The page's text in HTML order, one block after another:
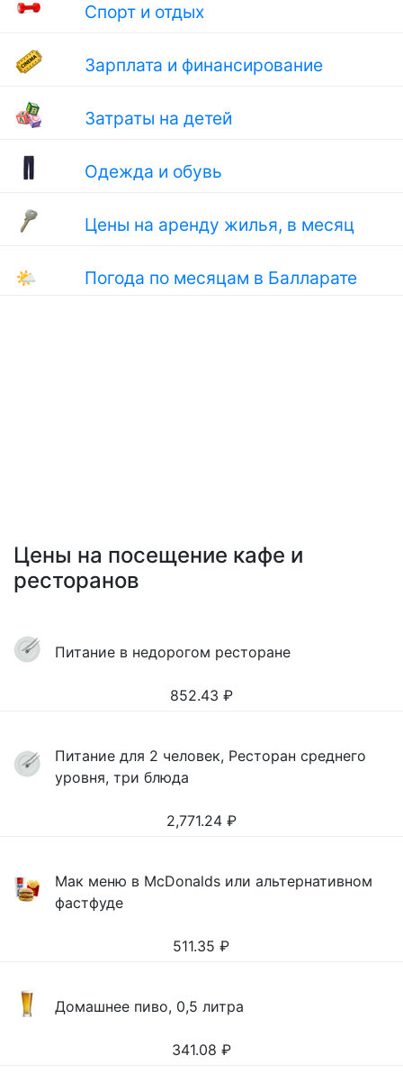
Спорт и отдых
Зарплата и финансирование
Затраты на детей
Одежда и обувь
Цены на аренду жилья, в месяц
🌤 Погода по месяцам в Балларате
Цены на посещение кафе и
ресторанов
Питание в недорогом ресторане
852.43 ₽
Питание для 2 человек, Ресторан среднего
уровня, три блюда
2,771.24 ₽
Мак меню в McDonalds или альтернативном
фастфуде
511.35 ₽
Домашнее пиво, 0,5 литра
341.08 ₽